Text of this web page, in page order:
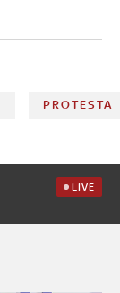
PROTESTA
LIVE